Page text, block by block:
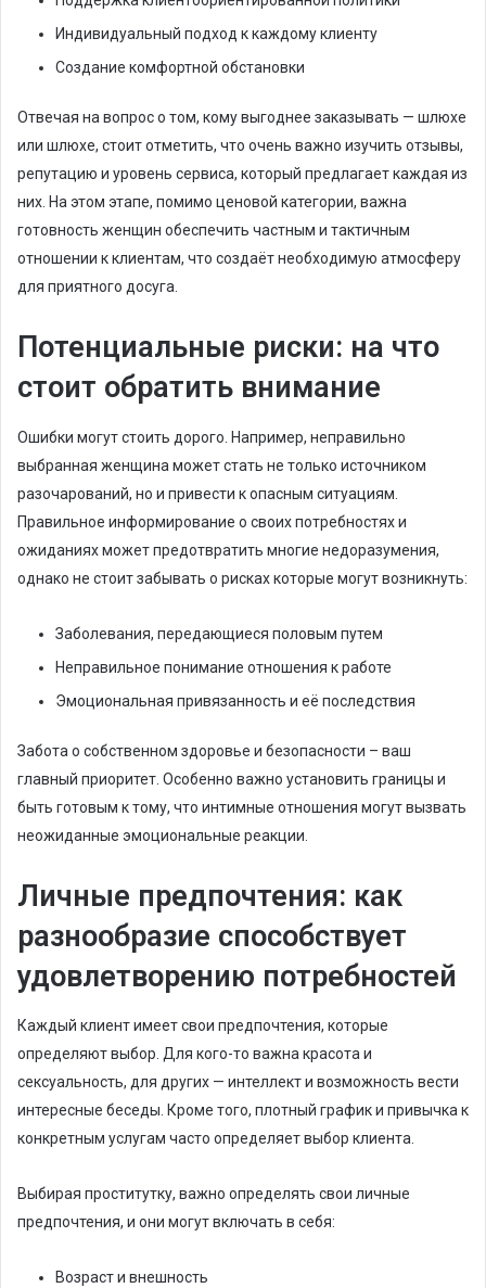
Индивидуальный подход к каждому клиенту
Создание комфортной обстановки
Отвечая на вопрос о том, кому выгоднее заказывать — шлюхе
или шлюхе, стоит отметить, что очень важно изучить отзывы,
репутацию и уровень сервиса, который предлагает каждая из
них. На этом этапе, помимо ценовой категории, важна
готовность женщин обеспечить частным и тактичным
отношении к клиентам, что создаёт необходимую атмосферу
для приятного досуга.
Потенциальные риски: на что
стоит обратить внимание
Ошибки могут стоить дорого. Например, неправильно
выбранная женщина может стать не только источником
разочарований, но и привести к опасным ситуациям.
Правильное информирование о своих потребностях и
ожиданиях может предотвратить многие недоразумения,
однако не стоит забывать о рисках которые могут возникнуть:
Заболевания, передающиеся половым путем
Неправильное понимание отношения к работе
Эмоциональная привязанность и её последствия
Забота о собственном здоровье и безопасности – ваш
главный приоритет. Особенно важно установить границы и
быть готовым к тому, что интимные отношения могут вызвать
неожиданные эмоциональные реакции.
Личные предпочтения: как
разнообразие способствует
удовлетворению потребностей
Каждый клиент имеет свои предпочтения, которые
определяют выбор. Для кого-то важна красота и
сексуальность, для других — интеллект и возможность вести
интересные беседы. Кроме того, плотный график и привычка к
конкретным услугам часто определяет выбор клиента.
Выбирая проститутку, важно определять свои личные
предпочтения, и они могут включать в себя:
Возраст и внешность